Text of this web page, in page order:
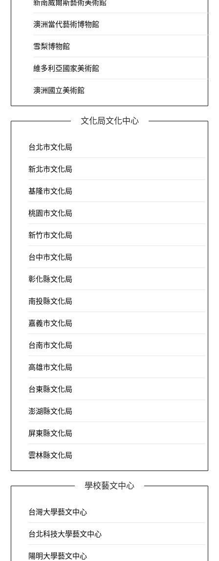
新南威爾斯藝術美術館
澳洲當代藝術博物館
雪梨博物館
維多利亞國家美術館
澳洲國立美術館
文化局文化中心
台北市文化局
新北市文化局
基隆市文化局
桃園市文化局
新竹市文化局
台中市文化局
彰化縣文化局
南投縣文化局
嘉義市文化局
台南市文化局
高雄市文化局
台東縣文化局
澎湖縣文化局
屏東縣文化局
雲林縣文化局
學校藝文中心
台灣大學藝文中心
台北科技大學藝文中心
陽明大學藝文中心